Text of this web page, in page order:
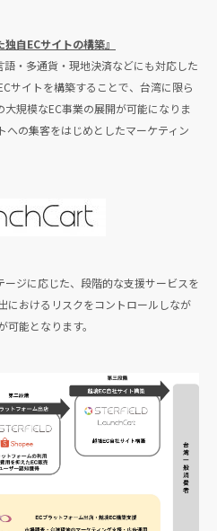
自ECサイトの構築』
・多通貨・現地決済などにも対応した
サイトを構築することで、台湾に限ら
規模なEC事業の展開が可能になりま
への集客をはじめとしたマーケティン
ジに応じた、段階的な支援サービスを
におけるリスクをコントロールしなが
能となります。